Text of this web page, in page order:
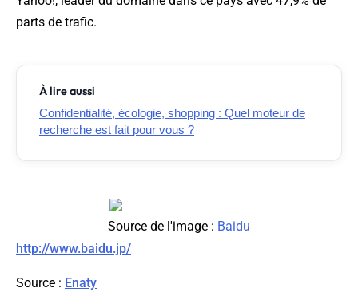
parts de trafic.
À lire aussi
Confidentialité, écologie, shopping : Quel moteur de
recherche est fait pour vous ?
Source de l'image : Baidu
http://www.baidu.jp/
Source : Enaty